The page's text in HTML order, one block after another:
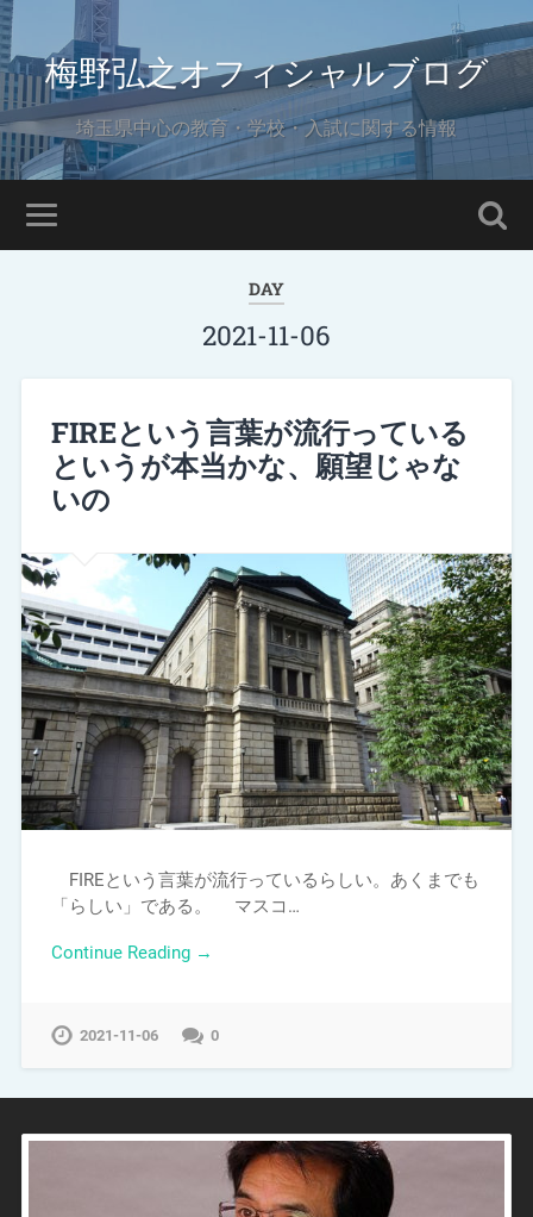
梅野弘之オフィシャルブログ
埼玉県中心の教育・学校・入試に関する情報
DAY
2021-11-06
FIREという言葉が流行っている
というが本当かな、願望じゃな
いの
FIREという言葉が流行っているらしい。あくまでも
「らしい」である。 マスコ…
Continue Reading →
2021-11-06 0